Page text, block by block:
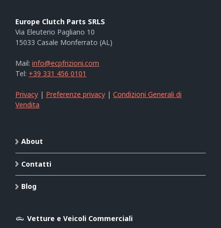
Europe Clutch Parts SRLS
Via Eleuterio Pagliano 10
15033 Casale Monferrato (AL)
Mail:info@ecpfrizioni.com
Tel: +39 331 456 0101
Privacy | Preferenze privacy |Condizioni Generali di
Vendita
About
Contatti
Blog
Vetture e Veicoli Commerciali